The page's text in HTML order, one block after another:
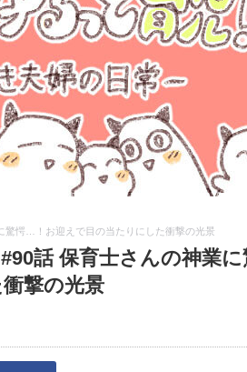
驚愕…！お迎えで目の当たりにした衝撃の光景
#90話 保育士さんの神業
撃の光景